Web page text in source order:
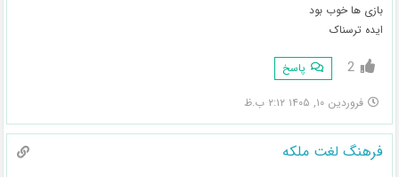
بازی ها خوب بود
ایده ترسناک
2 پاسخ
فروردین ۱۰, ۱۴۰۵ ۲:۱۲ ب.ظ
فرهنگ لغت ملکه